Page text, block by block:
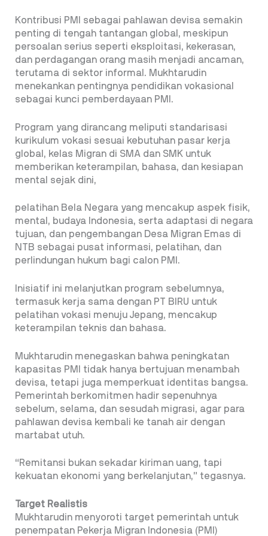
Kontribusi PMI sebagai pahlawan devisa semakin
penting di tengah tantangan global, meskipun
persoalan serius seperti eksploitasi, kekerasan,
dan perdagangan orang masih menjadi ancaman,
terutama di sektor informal. Mukhtarudin
menekankan pentingnya pendidikan vokasional
sebagai kunci pemberdayaan PMI.
Program yang dirancang meliputi standarisasi
kurikulum vokasi sesuai kebutuhan pasar kerja
global, kelas Migran di SMA dan SMK untuk
memberikan keterampilan, bahasa, dan kesiapan
mental sejak dini,
pelatihan Bela Negara yang mencakup aspek fisik,
mental, budaya Indonesia, serta adaptasi di negara
tujuan, dan pengembangan Desa Migran Emas di
NTB sebagai pusat informasi, pelatihan, dan
perlindungan hukum bagi calon PMI.
Inisiatif ini melanjutkan program sebelumnya,
termasuk kerja sama dengan PT BIRU untuk
pelatihan vokasi menuju Jepang, mencakup
keterampilan teknis dan bahasa.
Mukhtarudin menegaskan bahwa peningkatan
kapasitas PMI tidak hanya bertujuan menambah
devisa, tetapi juga memperkuat identitas bangsa.
Pemerintah berkomitmen hadir sepenuhnya
sebelum, selama, dan sesudah migrasi, agar para
pahlawan devisa kembali ke tanah air dengan
martabat utuh.
“Remitansi bukan sekadar kiriman uang, tapi
kekuatan ekonomi yang berkelanjutan,” tegasnya.
Target Realistis
Mukhtarudin menyoroti target pemerintah untuk
penempatan Pekerja Migran Indonesia (PMI)